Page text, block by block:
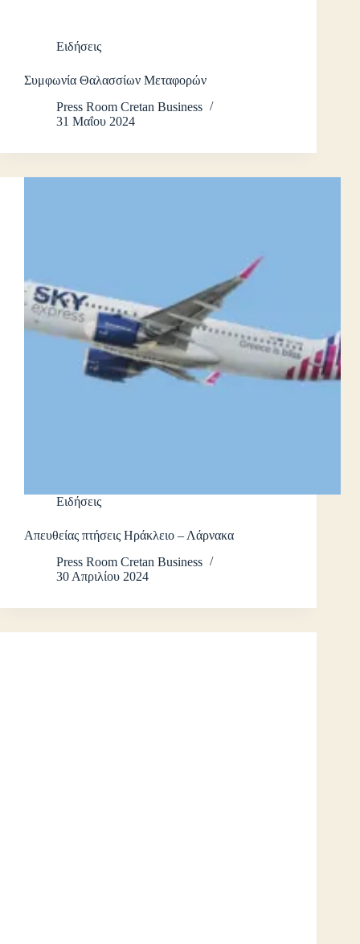
Ειδήσεις
Συμφωνία Θαλασσίων Μεταφορών
Press Room Cretan Business
31 Μαΐου 2024
Ειδήσεις
Απευθείας πτήσεις Ηράκλειο – Λάρνακα
Press Room Cretan Business
30 Απριλίου 2024